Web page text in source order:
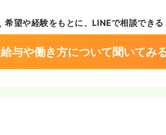
希望や経験をもとに、LINEで相談できる
給与や働き方について聞いてみ